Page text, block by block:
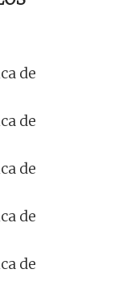
de
de
de
de
de